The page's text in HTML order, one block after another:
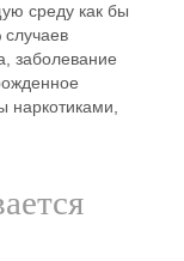
среду как бы
заболевание
наркотиками,